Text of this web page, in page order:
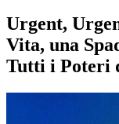
Urgent,
Vita, una
Tutti i Poteri